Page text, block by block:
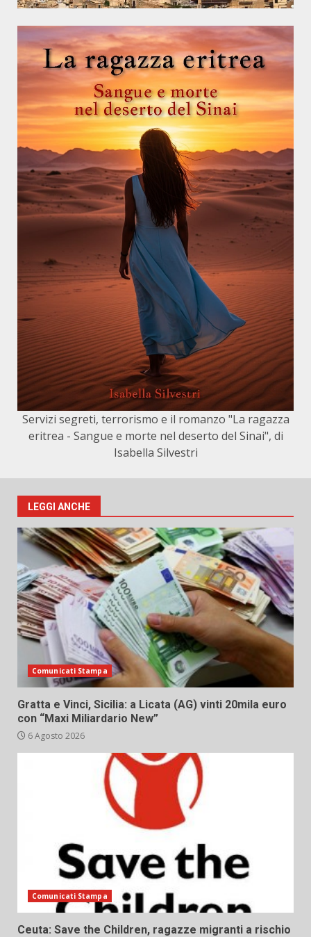
Servizi segreti, terrorismo e il romanzo "La ragazza
eritrea - Sangue e morte nel deserto del Sinai", di
Isabella Silvestri
LEGGI ANCHE
Comunicati Stampa
Gratta e Vinci, Sicilia: a Licata (AG) vinti 20mila euro
con “Maxi Miliardario New”
6 Agosto 2026
Comunicati Stampa
Ceuta: Save the Children, ragazze migranti a rischio